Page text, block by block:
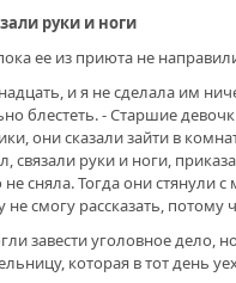
СОСЛУЖИВЦЕВ. УФА
ВОЙСК
руки и ноги
ее из приюта не
и я не сделала им
блестеть. - Старшие
они сказали зайти в
связали руки и ноги,
сняла. Тогда они стянули
смогу рассказать, потому
завести уголовное дело,
которая в тот день